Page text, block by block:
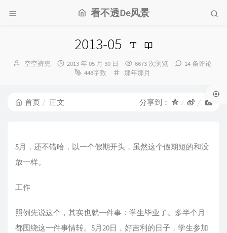
看不透De风景
2013-05
博
空空裤兜
发
2013 年 05 月 30 日 6673 次浏览
14 条评论
448字数
分
那年那月
首页 正文 分享到：
5月，还不错哈，以一个假期开头，虽然这个假期短的和没
放一样。
工作
照例先说这个，其实也就一件事：学生毕业了。多半个月
都围绕这一件事情转。5月20日，好吉利的日子，学生参加